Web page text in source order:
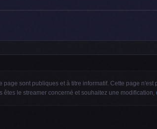
page sont publiques et à titre informatif. Cette page
êtes le streamer concerné et souhaitez une modification,